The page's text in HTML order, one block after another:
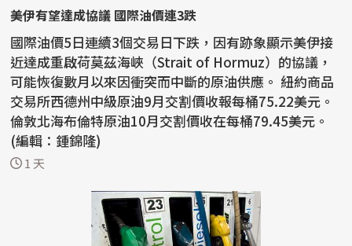
美伊有望達成協議 國際油價連3跌
國際油價5日連續3個交易日下跌，因有跡象顯示美伊接
近達成重啟荷莫茲海峽（Strait of Hormuz）的協議，
可能恢復數月以來因衝突而中斷的原油供應。 紐約商品
交易所西德州中級原油9月交割價收報每桶75.22美元。
倫敦北海布倫特原油10月交割價收在每桶79.45美元。
(編輯：鍾錦隆)
1 天